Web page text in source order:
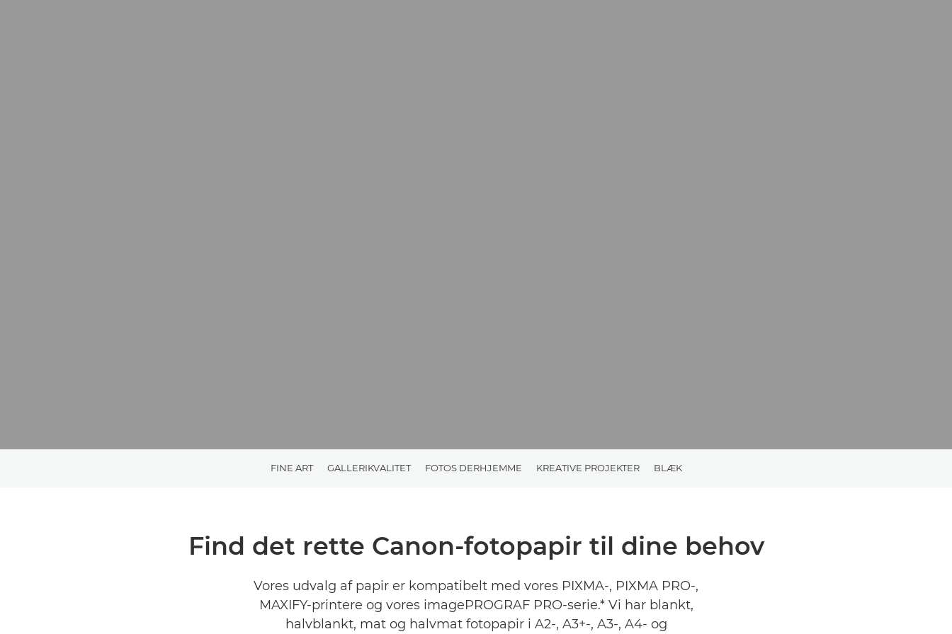
FINE ART GALLERIKVALITET FOTOS DERHJEMME KREATIVE PROJEKTER BLÆK
Find det rette Canon-fotopapir til dine behov
Vores udvalg af papir er kompatibelt med vores PIXMA-, PIXMA PRO-,
MAXIFY-printere og vores imagePROGRAF PRO-serie.* Vi har blankt,
halvblankt, mat og halvmat fotopapir i A2-, A3+-, A3-, A4- og